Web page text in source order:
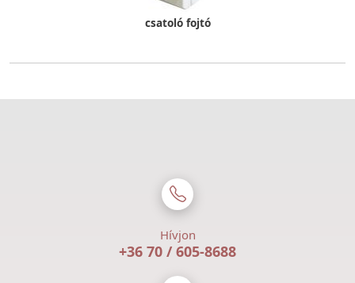
csatoló fojtó
Hívjon
+36 70 / 605-8688